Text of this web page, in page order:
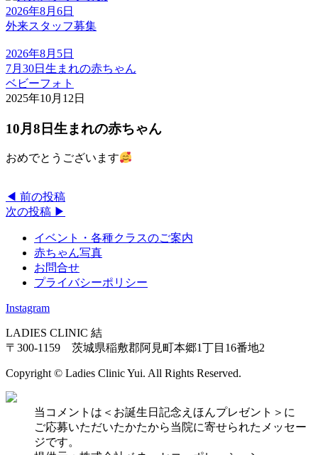
2026年8月6日
外来スタッフ募集
2026年8月5日
7月30日生まれの赤ちゃん
ベビーフォト
2025年10月12日
10月8日生まれの赤ちゃん
おめでとうございます
◀︎ 前の投稿
次の投稿 ▶︎
イベント・各種クラスのご案内
赤ちゃん写真
お問合せ
プライバシーポリシー
Instagram
LADIES CLINIC 結
〒300-1159 茨城県稲敷郡阿見町本郷1丁目16番地2
Copyright © Ladies Clinic Yui. All Rights Reserved.
当コメントは＜お誕生日記念えほんプレゼント＞に
ご応募いただいたかたから当院に寄せられたメッセー
ジです。